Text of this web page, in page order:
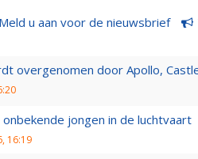
Meld u aan voor de nieuwsbrief
overgenomen door Apollo,
jongen in de luchtvaart
16:19